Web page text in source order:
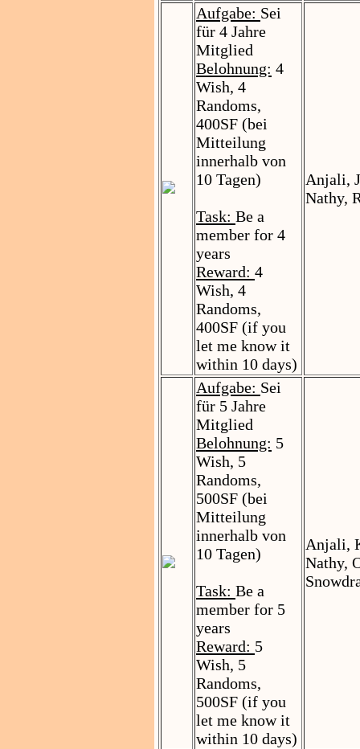
Aufgabe: Sei
für 4 Jahre
Mitglied
Belohnung: 4
Wish, 4
Randoms,
400SF (bei
Mitteilung
innerhalb von
10 Tagen)
Task: Be a
member for 4
years
Reward: 4
Wish, 4
Randoms,
400SF (if you
let me know it
within 10 days)
Anjali,
Nathy,
Aufgabe: Sei
für 5 Jahre
Mitglied
Belohnung: 5
Wish, 5
Randoms,
500SF (bei
Mitteilung
innerhalb von
10 Tagen)
Task: Be a
member for 5
years
Reward: 5
Wish, 5
Randoms,
500SF (if you
let me know it
within 10 days)
Anjali,
Nathy,